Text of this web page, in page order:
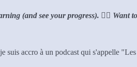
(and see your progress). 👂🏻 Want
accro à un podcast qui s'appelle